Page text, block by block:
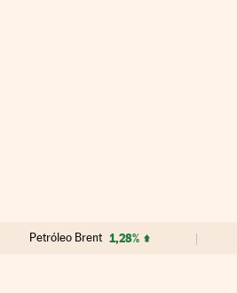
Petróleo Brent 1,28%